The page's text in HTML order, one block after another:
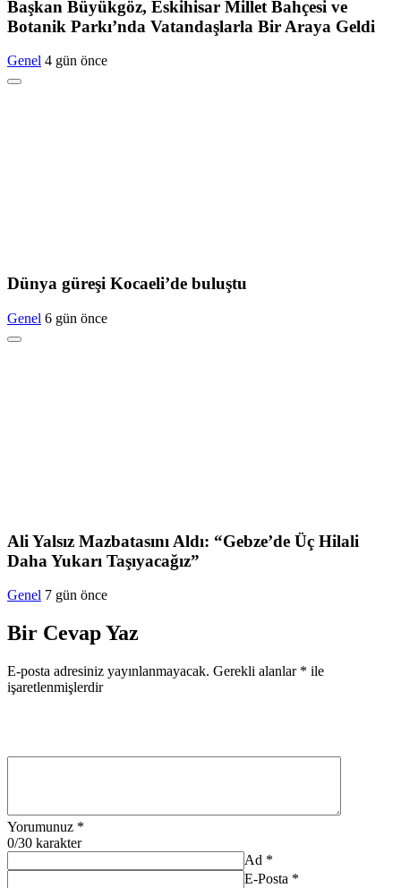
Başkan Büyükgöz, Eskihisar Millet Bahçesi ve
Botanik Parkı’nda Vatandaşlarla Bir Araya Geldi
Genel 4 gün önce
Dünya güreşi Kocaeli’de buluştu
Genel 6 gün önce
Ali Yalsız Mazbatasını Aldı: “Gebze’de Üç Hilali
Daha Yukarı Taşıyacağız”
Genel 7 gün önce
Bir Cevap Yaz
E-posta adresiniz yayınlanmayacak. Gerekli alanlar * ile
işaretlenmişlerdir
Yorumunuz *
0/30 karakter
Ad *
E-Posta *